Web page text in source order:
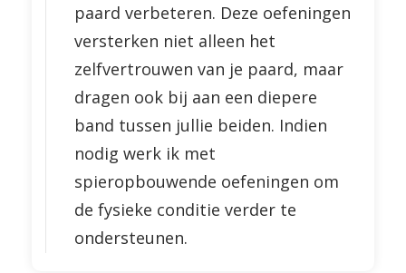
paard verbeteren. Deze oefeningen
versterken niet alleen het
zelfvertrouwen van je paard, maar
dragen ook bij aan een diepere
band tussen jullie beiden. Indien
nodig werk ik met
spieropbouwende oefeningen om
de fysieke conditie verder te
ondersteunen.